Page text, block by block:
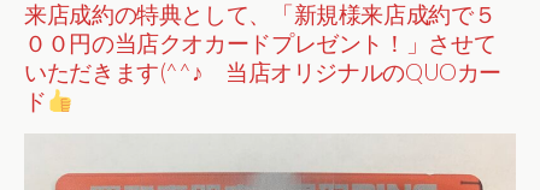
来店成約の特典として、「新規様来店成約で５
００円の当店クオカードプレゼント！」させて
いただきます(^^♪ 当店オリジナルのQUOカー
ド